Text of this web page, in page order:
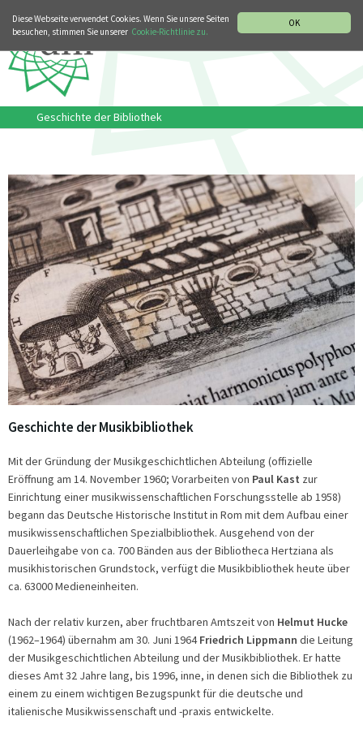
OK
Diese Webseite verwendet Cookies. Wenn Sie unsere Seiten
besuchen, stimmen Sie unserer Cookie-Richtlinie zu.
Geschichte der Bibliothek
Geschichte der Musikbibliothek
Mit der Gründung der Musikgeschichtlichen Abteilung (offizielle
Eröffnung am 14. November 1960; Vorarbeiten von Paul Kast zur
Einrichtung einer musikwissenschaftlichen Forschungsstelle ab 1958)
begann das Deutsche Historische Institut in Rom mit dem Aufbau einer
musikwissenschaftlichen Spezialbibliothek. Ausgehend von der
Dauerleihgabe von ca. 700 Bänden aus der Bibliotheca Hertziana als
musikhistorischen Grundstock, verfügt die Musikbibliothek heute über
ca. 63000 Medieneinheiten.
Nach der relativ kurzen, aber fruchtbaren Amtszeit von Helmut Hucke
(1962–1964) übernahm am 30. Juni 1964Friedrich Lippmann die Leitung
der Musikgeschichtlichen Abteilung und der Musikbibliothek. Er hatte
dieses Amt 32 Jahre lang, bis 1996, inne, in denen sich die Bibliothek zu
einem zu einem wichtigen Bezugspunkt für die deutsche und
italienische Musikwissenschaft und -praxis entwickelte.